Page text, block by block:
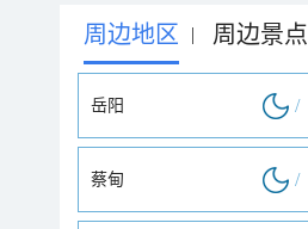
周边地区 | 周边景点
岳阳 /
蔡甸 /